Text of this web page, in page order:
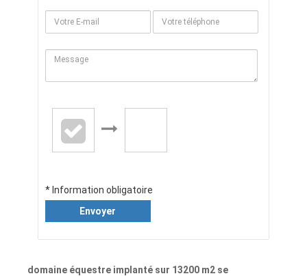
* Information obligatoire
Envoyer
domaine équestre implanté sur 13200 m2 se